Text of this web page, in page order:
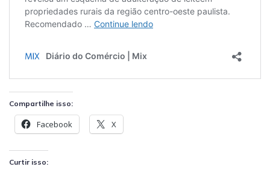
Compartilhe isso:
Facebook X
Curtir isso: